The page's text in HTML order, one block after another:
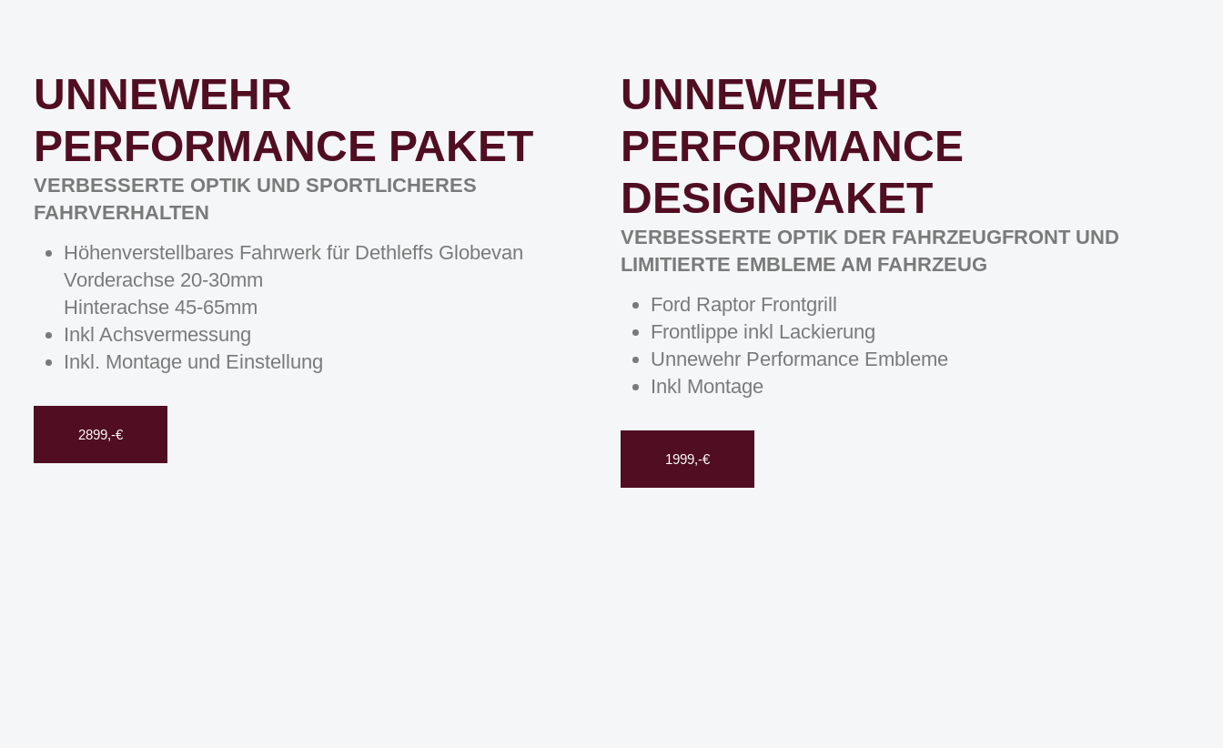
UNNEWEHR
PERFORMANCE PAKET​
VERBESSERTE OPTIK UND SPORTLICHERES
FAHRVERHALTEN
Höhenverstellbares Fahrwerk für Dethleffs Globevan
Vorderachse 20-30mm
Hinterachse 45-65mm
Inkl Achsvermessung
Inkl. Montage und Einstellung
2899,-€
UNNEWEHR
PERFORMANCE
DESIGNPAKET
VERBESSERTE OPTIK DER FAHRZEUGFRONT UND
LIMITIERTE EMBLEME AM FAHRZEUG
Ford Raptor Frontgrill
Frontlippe inkl Lackierung
Unnewehr Performance Embleme
Inkl Montage
1999,-€